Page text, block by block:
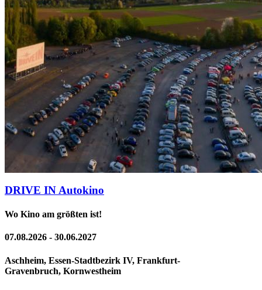
DRIVE IN Autokino
Wo Kino am größten ist!
07.08.2026 - 30.06.2027
Aschheim, Essen-Stadtbezirk IV, Frankfurt-
Gravenbruch, Kornwestheim